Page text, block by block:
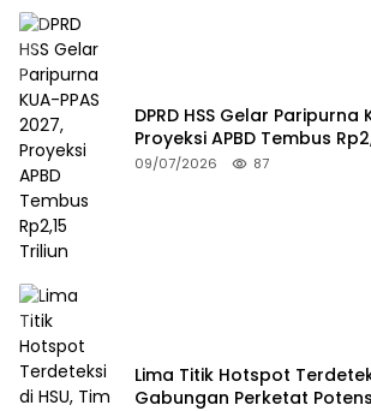
DPRD HSS Gelar Paripurna
Proyeksi APBD Tembus
09/07/2026 87
Lima Titik Hotspot
Gabungan Perketat